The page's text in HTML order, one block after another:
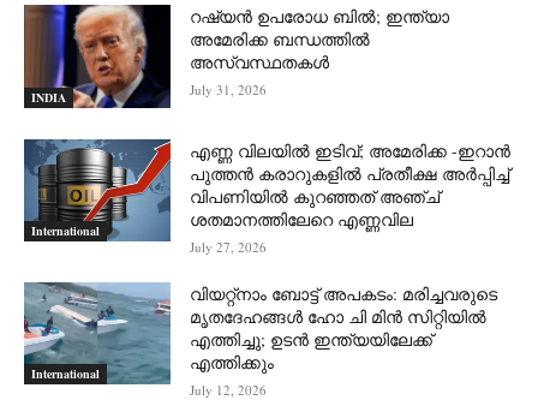
INDIA
റഷ്യന്‍ ഉപരോധ ബില്‍; ഇന്ത്യാ
അമേരിക്ക ബന്ധത്തില്‍
അസ്വസ്ഥതകള്‍
July 31, 2026
International
എണ്ണ വിലയില്‍ ഇടിവ്; അമേരിക്ക -ഇറാന്‍
പുത്തന്‍ കരാറുകളില്‍ പ്രതീക്ഷ അര്‍പ്പിച്ച്
വിപണിയില്‍ കുറഞ്ഞത് അഞ്ച്
ശതമാനത്തിലേറെ എണ്ണവില
July 27, 2026
International
വിയറ്റ്നാം ബോട്ട് അപകടം: മരിച്ചവരുടെ
മൃതദേഹങ്ങൾ ഹോ ചി മിൻ സിറ്റിയിൽ
എത്തിച്ചു; ഉടൻ ഇന്ത്യയിലേക്ക്
എത്തിക്കും
July 12, 2026